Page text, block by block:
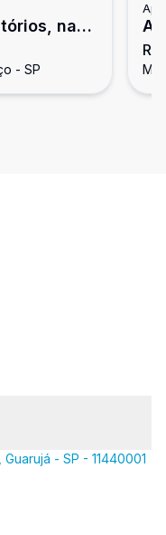
na
- SP
- SP - 11440001